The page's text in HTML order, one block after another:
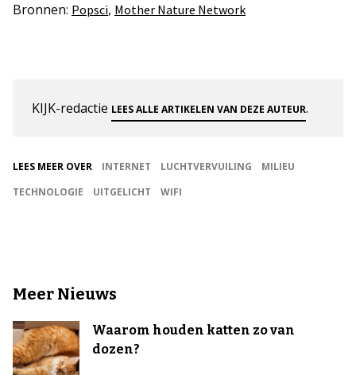
Bronnen: Popsci, Mother Nature Network
KIJK-redactie LEES ALLE ARTIKELEN VAN DEZE AUTEUR.
LEES MEER OVER INTERNET LUCHTVERVUILING
MILIEU
TECHNOLOGIE
UITGELICHT WIFI
Meer Nieuws
Waarom houden katten zo van
dozen?